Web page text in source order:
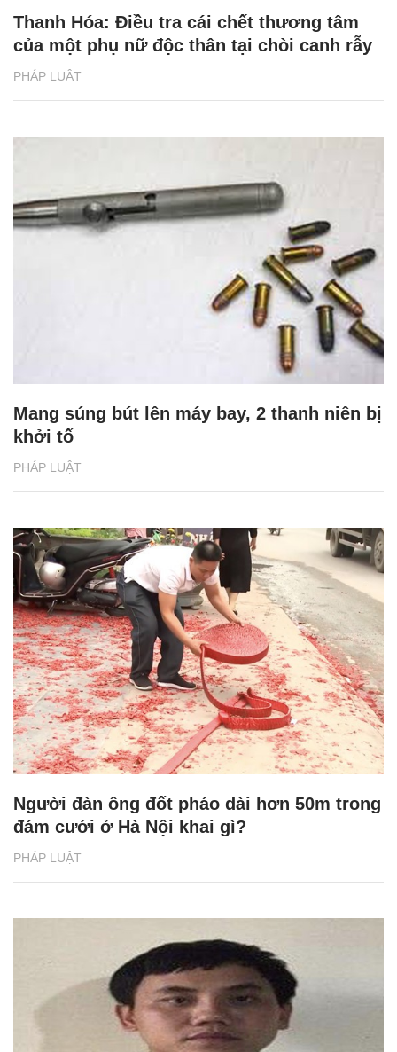
PHÁP LUẬT
Thanh Hóa: Điều tra cái chết thương tâm
của một phụ nữ độc thân tại chòi canh rẫy
PHÁP LUẬT
Mang súng bút lên máy bay, 2 thanh niên bị
khởi tố
PHÁP LUẬT
Người đàn ông đốt pháo dài hơn 50m trong
đám cưới ở Hà Nội khai gì?